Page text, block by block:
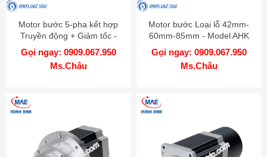
Motor bước 5-pha kết hợp
Truyền động + Giảm tốc -
Model AK-GB
Gọi ngay: 0909.067.950
Ms.Châu
Motor bước Loại lỗ 42mm-
60mm-85mm - Model AHK
Gọi ngay: 0909.067.950
Ms.Châu